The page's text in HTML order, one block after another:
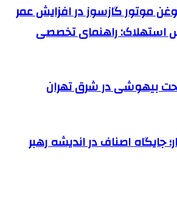
موتور گازسوز در افزایش عمر
استهلاک: راهنمای تخصصی
بیهوشی در شرق تهران
جایگاه اصناف در اندیشه رهبر